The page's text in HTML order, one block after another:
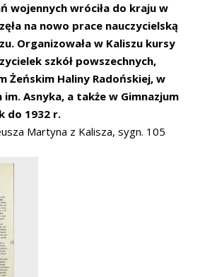
wojennych wróciła do kraju w
na nowo prace nauczycielską
Organizowała w Kaliszu kursy
szkół powszechnych,
Żeńskim Haliny Radońskiej, w
im. Asnyka, a także w Gimnazjum
do 1932 r.
Martyna z Kalisza, sygn. 105